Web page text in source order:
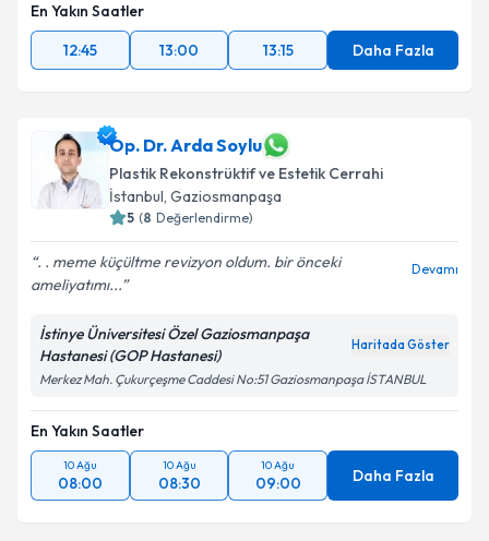
En Yakın Saatler
12:45
13:00 13:15 Daha Fazla
Op. Dr. Arda Soylu
Plastik Rekonstrüktif ve Estetik Cerrahi
İstanbul, Gaziosmanpaşa
5 (8 Değerlendirme)
. . meme küçültme revizyon oldum. bir önceki
ameliyatımı...
Devamı
İstinye Üniversitesi Özel Gaziosmanpaşa
Hastanesi (GOP Hastanesi)
Haritada Göster
Merkez Mah. Çukurçeşme Caddesi No:51 Gaziosmanpaşa İSTANBUL
En Yakın Saatler
10 Ağu
08:00
10 Ağu
08:30
10 Ağu
09:00 Daha Fazla